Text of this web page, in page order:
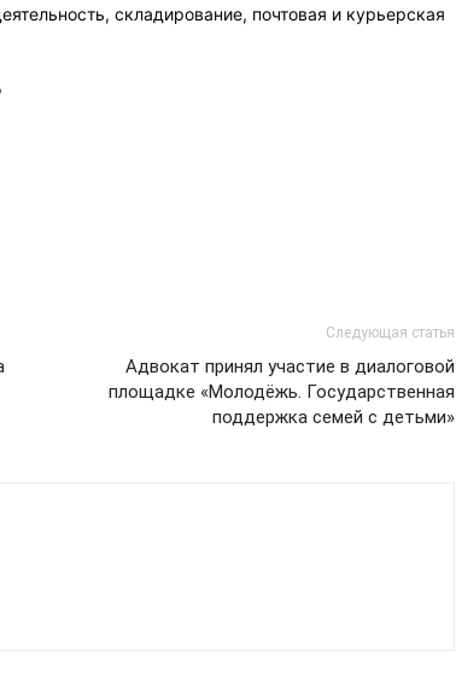
складирование, почтовая и курьерская
Следующая статья
Адвокат принял участие в диалоговой
площадке «Молодёжь. Государственная
поддержка семей с детьми»